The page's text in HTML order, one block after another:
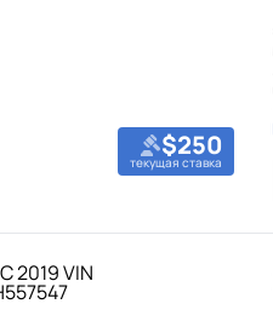
$250
текущая ставка